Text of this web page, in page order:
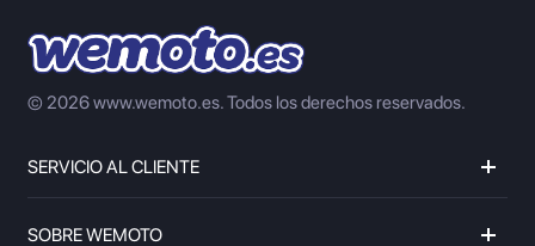
© 2026 www.wemoto.es.Todos los derechos reservados.
SERVICIO AL CLIENTE
SOBRE WEMOTO